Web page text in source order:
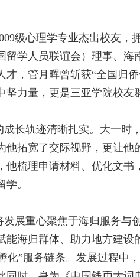
级心理学专业杰出校友，
留学人员联谊会）理事、
才，管月晖曾斩获“全国归
力量，更是三亚学院校友
成长轨迹清晰扎实。大一时
他拓宽了交际视野，更让
他梳理申请材料、优化文
。
展重心聚焦于海归服务与
海归群体、助力地方建设
化”服务链条。发展过程中